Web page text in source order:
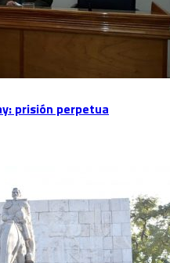
prisión perpetua